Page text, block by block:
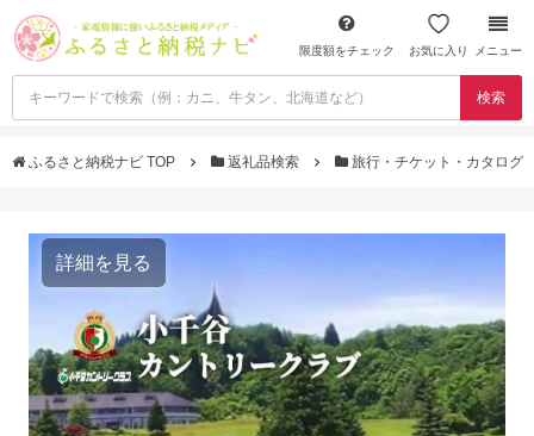
限度額をチェック お気に入り メニュー
検索
ふるさと納税ナビ TOP 返礼品検索 旅行・チケット・カタログ
詳細を見る